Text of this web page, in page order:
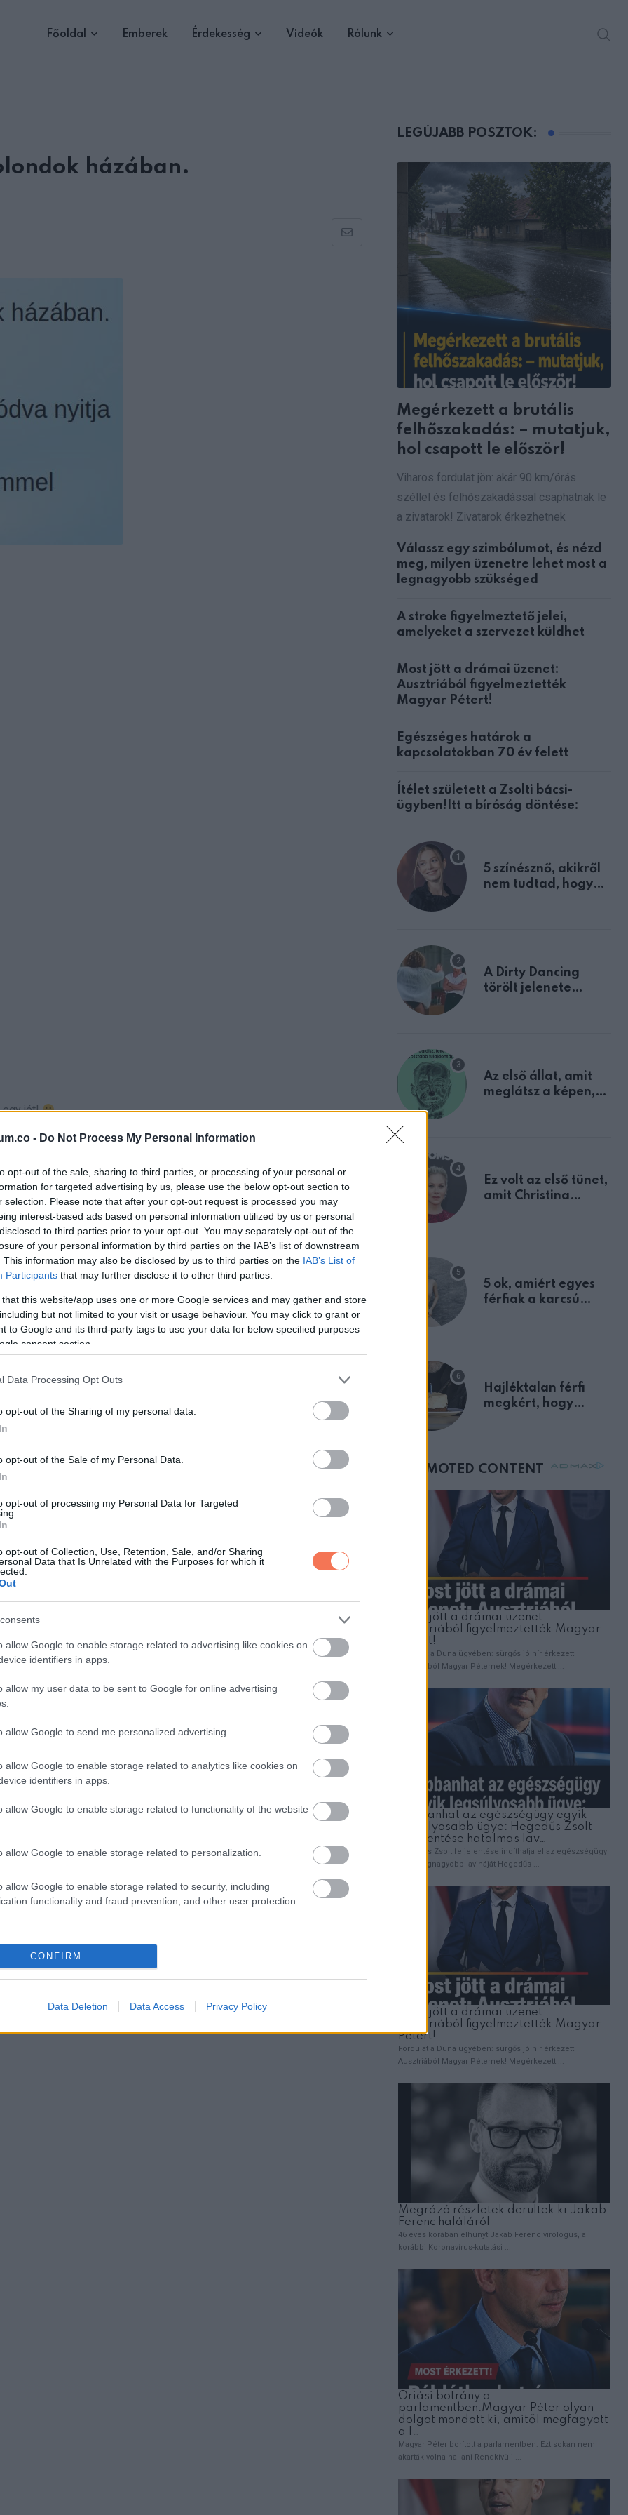
- Do Not Process My Personal Information
opt-out of the sale, sharing to third parties, or processing of your personal or
for targeted advertising by us, please use the below opt-out section to
selection. Please note that after your opt-out request is processed you may
interest-based ads based on personal information utilized by us or personal
to third parties prior to your opt-out. You may separately opt-out of the
of your personal information by third parties on the IAB’s list of downstream
This information may also be disclosed by us to third parties on the IAB’s List of
Participants that may further disclose it to other third parties.
that this website/app uses one or more Google services and may gather and store
but not limited to your visit or usage behaviour. You may click to grant or
to Google and its third-party tags to use your data for below specified purposes
consent section.
Data Processing Opt Outs
opt-out of the Sharing of my personal data.
opt-out of the Sale of my Personal Data.
opt-out of processing my Personal Data for Targeted
opt-out of Collection, Use, Retention, Sale, and/or Sharing
Data that Is Unrelated with the Purposes for which it
allow Google to enable storage related to advertising like cookies on
identifiers in apps.
allow my user data to be sent to Google for online advertising
allow Google to send me personalized advertising.
allow Google to enable storage related to analytics like cookies on
identifiers in apps.
allow Google to enable storage related to functionality of the website
allow Google to enable storage related to personalization.
allow Google to enable storage related to security, including
functionality and fraud prevention, and other user protection.
CONFIRM
Data Deletion Data Access Privacy Policy
Főoldal Emberek Érdekesség Videók Rólunk
házában.
Share
egy jót!
megbántani!
KÖVETKEZŐ POSZT
A hónap hányadik napján születtél?
EMBEREK ,VICCEK
VICCEK
A férj felhívja a feleségét
LEGÚJABB POSZTOK:
Megérkezett a brutális
felhőszakadás: – mutatjuk,
hol csapott le először!
Viharos fordulat jön: akár 90 km/órás
széllel és felhőszakadással csaphatnak le
a zivatarok! Zivatarok érkezhetnek
Válassz egy szimbólumot, és nézd
meg, milyen üzenetre lehet most a
legnagyobb szükséged
A stroke figyelmeztető jelei,
amelyeket a szervezet küldhet
Most jött a drámai üzenet:
Ausztriából figyelmeztették
Magyar Pétert!
Egészséges határok a
kapcsolatokban 70 év felett
Ítélet született a Zsolti bácsi-
ügyben!Itt a bíróság döntése:
5 színésznő, akikről
nem tudtad, hogy
A Dirty Dancing
törölt jelenete
Az első állat, amit
meglátsz a képen,
Ez volt az első tünet,
amit Christina
5 ok, amiért egyes
férfiak a karcsú
Hajléktalan férfi
megkért, hogy
mellettem ült az első